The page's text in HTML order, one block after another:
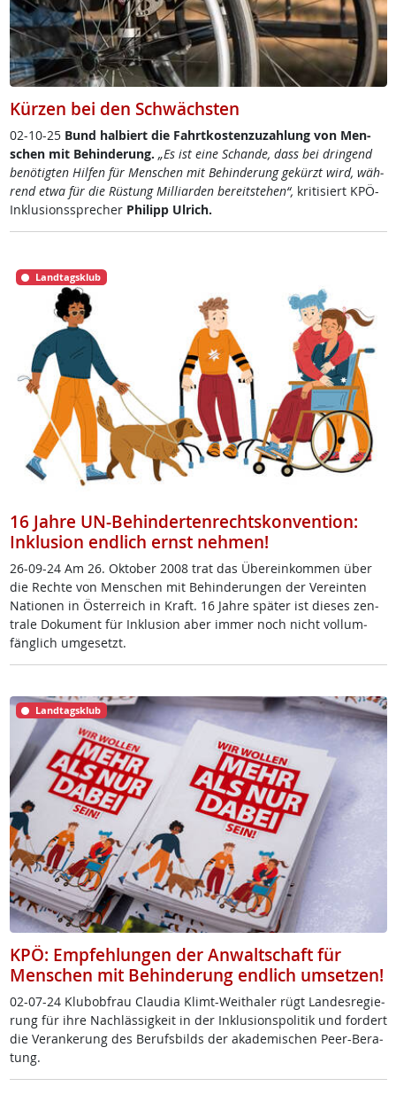
Kürzen bei den Schwächsten
02-10-25 Bund hal­biert die Fahrt­kos­ten­zu­zah­lung von Men­
schen mit Be­hin­de­rung. „Es ist ei­ne Schan­de, dass bei drin­gend
be­nö­t­ig­ten Hil­fen für Men­schen mit Be­hin­de­rung ge­kürzt wird, wäh­
rend et­wa für die Rüs­tung Mil­li­ar­den be­reit­ste­hen“, kri­ti­siert KPÖ-
In­k­lu­si­ons­sp­re­cher Phi­l­ipp Ul­rich.
Landtagsklub
16 Jahre UN-Behindertenrechtskonvention:
Inklusion endlich ernst nehmen!
26-09-24 Am 26. Ok­tober 2008 trat das Übe­r­ein­kom­men über
die Rech­te von Men­schen mit Be­hin­de­run­gen der Ve­r­ein­ten
Na­tio­nen in Ös­t­er­reich in Kraft. 16 Jah­re spä­ter ist die­ses zen­
tra­le Do­ku­ment für In­k­lu­si­on aber im­mer noch nicht voll­um­
fäng­lich um­ge­setzt.
Landtagsklub
KPÖ: Empfehlungen der Anwaltschaft für
Menschen mit Behinderung endlich umsetzen!
02-07-24 Klu­b­ob­frau Clau­dia Klimt-Weitha­ler rügt Lan­des­re­gie­
rung für ih­re Nach­läs­sig­keit in der In­k­lu­si­ons­po­li­tik und for­dert
die Ver­an­ke­rung des Be­rufs­bilds der aka­de­mi­schen Peer-Be­ra­
tung.